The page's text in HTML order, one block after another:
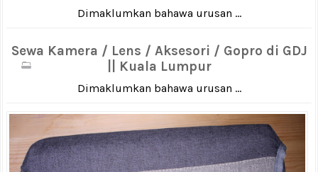
Dimaklumkan bahawa urusan ...
Sewa Kamera / Lens / Aksesori / Gopro di GDJ
|| Kuala Lumpur
Dimaklumkan bahawa urusan ...